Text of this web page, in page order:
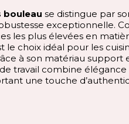
bouleau se distingue par
exceptionnelle.
les plus élevées en
le choix idéal pour les
à son matériau support
travail combine
une touche